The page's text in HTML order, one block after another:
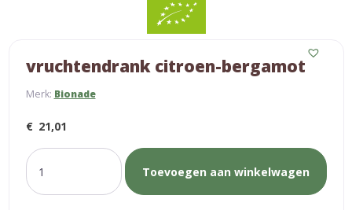
vruchtendrank citroen-bergamot
Merk: Bionade
€ 21,01
vruchtendrank
citroen-
bergamot
Toevoegen aan winkelwagen